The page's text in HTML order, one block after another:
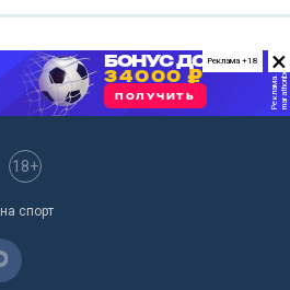
×
Реклама +18
18+
спорт